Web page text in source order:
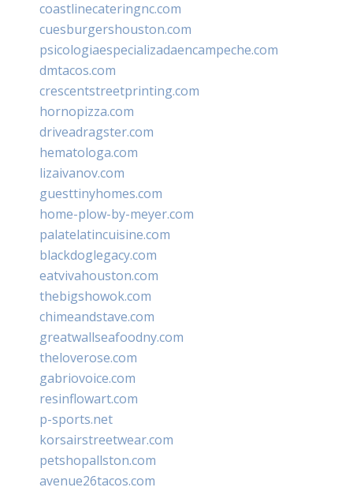
coastlinecateringnc.com
cuesburgershouston.com
psicologiaespecializadaencampeche.com
dmtacos.com
crescentstreetprinting.com
hornopizza.com
driveadragster.com
hematologa.com
lizaivanov.com
guesttinyhomes.com
home-plow-by-meyer.com
palatelatincuisine.com
blackdoglegacy.com
eatvivahouston.com
thebigshowok.com
chimeandstave.com
greatwallseafoodny.com
theloverose.com
gabriovoice.com
resinflowart.com
p-sports.net
korsairstreetwear.com
petshopallston.com
avenue26tacos.com